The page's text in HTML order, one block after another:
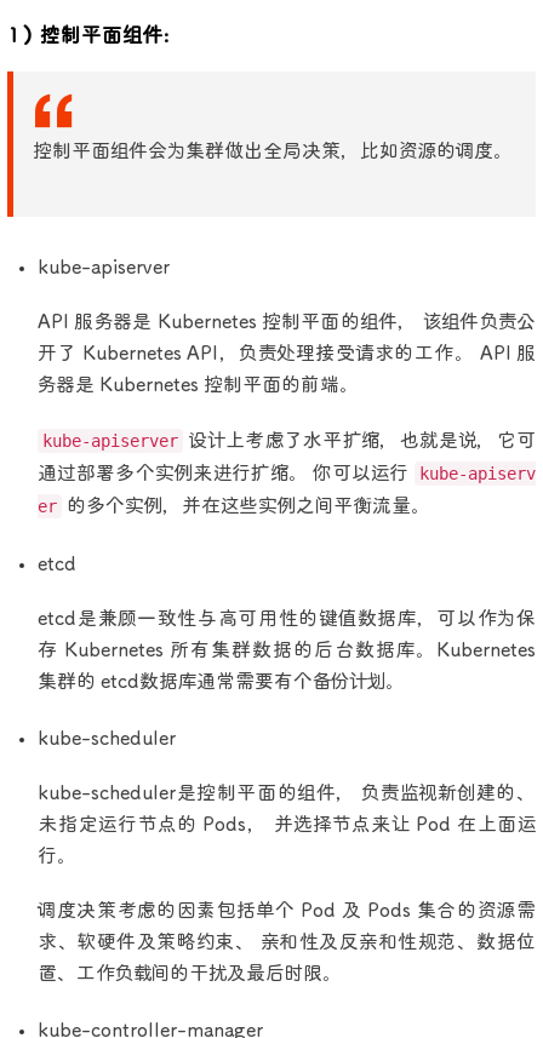
1）控制平面组件:
控制平面组件会为集群做出全局决策，比如资源的调度。
kube-apiserver
API 服务器是 Kubernetes 控制平面的组件， 该组件负责公
开了 Kubernetes API，负责处理接受请求的工作。 API 服
务器是 Kubernetes 控制平面的前端。
kube-apiserver 设计上考虑了水平扩缩，也就是说，它可
通过部署多个实例来进行扩缩。 你可以运行
kube-apiserv
er 的多个实例，并在这些实例之间平衡流量。
etcd
etcd是兼顾一致性与高可用性的键值数据库，可以作为保
存 Kubernetes 所有集群数据的后台数据库。Kubernetes
集群的 etcd数据库通常需要有个备份计划。
kube-scheduler
kube-scheduler是控制平面的组件， 负责监视新创建的、
未指定运行节点的 Pods， 并选择节点来让 Pod 在上面运
行。
调度决策考虑的因素包括单个 Pod 及 Pods 集合的资源需
求、软硬件及策略约束、 亲和性及反亲和性规范、数据位
置、工作负载间的干扰及最后时限。
kube-controller-manager